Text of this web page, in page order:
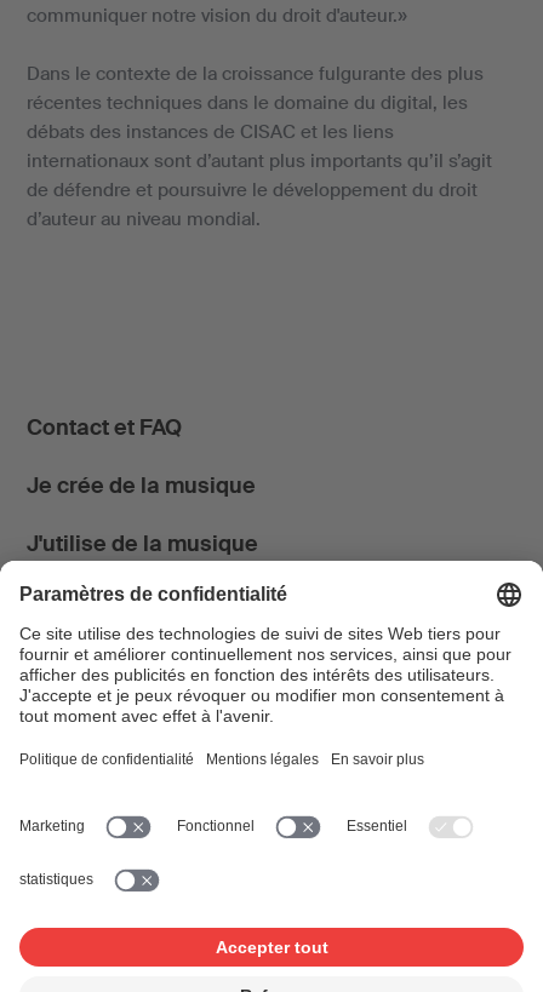
communiquer notre vision du droit d'auteur.»
Dans le contexte de la croissance fulgurante des plus
récentes techniques dans le domaine du digital, les
débats des instances de CISAC et les liens
internationaux sont d’autant plus importants qu’il s’agit
de défendre et poursuivre le développement du droit
d’auteur au niveau mondial.
Contact et FAQ
Je crée de la musique
J'utilise de la musique
News & Agenda
FONDATION SUISA ↗
FacebookInstagramYouTube
LinkedIn
Blog